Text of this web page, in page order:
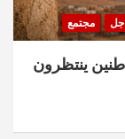
مجتمع
ينتظرون